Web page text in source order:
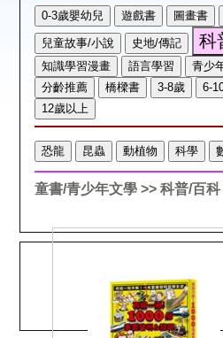
空間
熱門
童書/青少年文學>> 科普/百科